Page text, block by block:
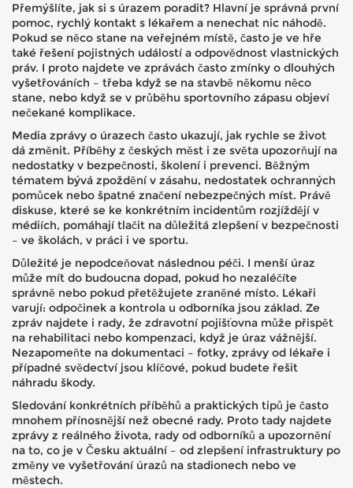
Přemýšlíte, jak si s úrazem poradit? Hlavní je správná první
pomoc, rychlý kontakt s lékařem a nenechat nic náhodě.
Pokud se něco stane na veřejném místě, často je ve hře
také řešení pojistných událostí a odpovědnost vlastnických
práv. I proto najdete ve zprávách často zmínky o dlouhých
vyšetřováních – třeba když se na stavbě někomu něco
stane, nebo když se v průběhu sportovního zápasu objeví
nečekané komplikace.
Media zprávy o úrazech často ukazují, jak rychle se život
dá změnit. Příběhy z českých měst i ze světa upozorňují na
nedostatky v bezpečnosti, školení i prevenci. Běžným
tématem bývá zpoždění v zásahu, nedostatek ochranných
pomůcek nebo špatné značení nebezpečných míst. Právě
diskuse, které se ke konkrétním incidentům rozjíždějí v
médiích, pomáhají tlačit na důležitá zlepšení v bezpečnosti
– ve školách, v práci i ve sportu.
Důležité je nepodceňovat následnou péči. I menší úraz
může mít do budoucna dopad, pokud ho nezaléčíte
správně nebo pokud přetěžujete zraněné místo. Lékaři
varují: odpočinek a kontrola u odborníka jsou základ. Ze
zpráv najdete i rady, že zdravotní pojišťovna může přispět
na rehabilitaci nebo kompenzaci, když je úraz vážnější.
Nezapomeňte na dokumentaci – fotky, zprávy od lékaře i
případné svědectví jsou klíčové, pokud budete řešit
náhradu škody.
Sledování konkrétních příběhů a praktických tipů je často
mnohem přínosnější než obecné rady. Proto tady najdete
zprávy z reálného života, rady od odborníků a upozornění
na to, co je v Česku aktuální – od zlepšení infrastruktury po
změny ve vyšetřování úrazů na stadionech nebo ve
městech.